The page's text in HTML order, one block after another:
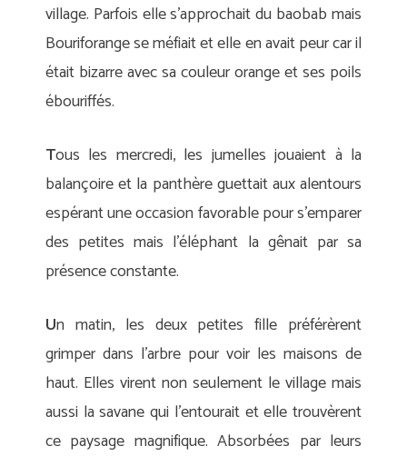
village. Parfois elle s’approchait du baobab mais
Bouriforange se méfiait et elle en avait peur car il
était bizarre avec sa couleur orange et ses poils
ébouriffés.
Tous les mercredi, les jumelles jouaient à la
balançoire et la panthère guettait aux alentours
espérant une occasion favorable pour s’emparer
des petites mais l’éléphant la gênait par sa
présence constante.
Un matin, les deux petites fille préférèrent
grimper dans l’arbre pour voir les maisons de
haut. Elles virent non seulement le village mais
aussi la savane qui l’entourait et elle trouvèrent
ce paysage magnifique. Absorbées par leurs